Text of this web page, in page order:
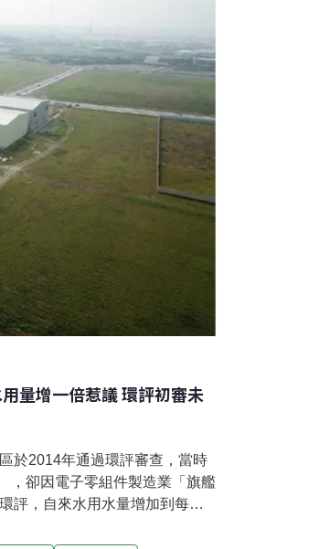
量增一倍惹議 環評初審未
於2014年通過環評審查，當時
，卻因電子零組件製造業「旗艦
評，自來水用水量增加到每日1